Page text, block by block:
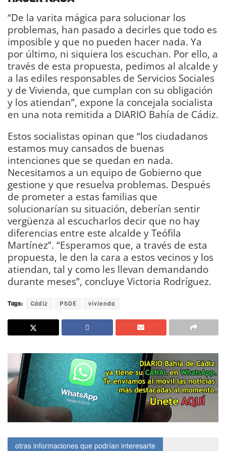
“De la varita mágica para solucionar los
problemas, han pasado a decirles que todo es
imposible y que no pueden hacer nada. Ya
por último, ni siquiera los escuchan. Por ello, a
través de esta propuesta, pedimos al alcalde y
a las ediles responsables de Servicios Sociales
y de Vivienda, que cumplan con su obligación
y los atiendan”, expone la concejala socialista
en una nota remitida a DIARIO Bahía de Cádiz.
Estos socialistas opinan que “los ciudadanos
estamos muy cansados de buenas
intenciones que se quedan en nada.
Necesitamos a un equipo de Gobierno que
gestione y que resuelva problemas. Después
de prometer a estas familias que
solucionarían su situación, deberían sentir
vergüenza al escucharlos decir que no hay
diferencias entre este alcalde y Teófila
Martínez”. “Esperamos que, a través de esta
propuesta, le den la cara a estos vecinos y los
atiendan, tal y como les llevan demandando
durante meses”, concluye Victoria Rodríguez.
Tags: Cádiz PSOE vivienda
otras informaciones que podrían interesarte